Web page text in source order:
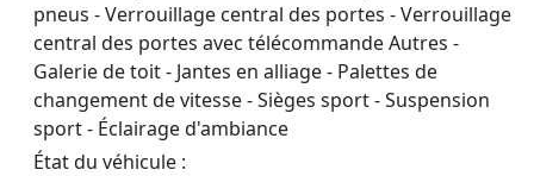
pneus - Verrouillage central des portes - Verrouillage
central des portes avec télécommande Autres -
Galerie de toit - Jantes en alliage - Palettes de
changement de vitesse - Sièges sport - Suspension
sport - Éclairage d'ambiance
État du véhicule :